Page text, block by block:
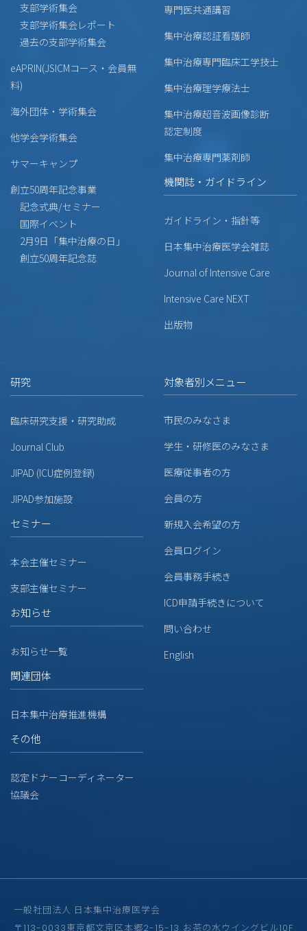
支部学術集会
支部学術集会レポート
過去の支部学術集会
eAPRIN(JSICMコース・会員無
料)
海外団体・学術集会
他学会学術集会
サマーキャンプ
創立50周年記念事業
記念式典/セミナー
国際イベント
2月9日「集中治療の日」
創立50周年記念誌
専門医共通講習
集中治療認証看護師
集中治療専門臨床工学技士
集中治療理学療法士
集中治療超音波画像診断
認定制度
集中治療専門薬剤師
機関誌・ガイドライン
ガイドライン・指針等
日本集中治療医学会雑誌
Journal of Intensive Care
Intensive Care NEXT
出版物
研究
臨床研究支援・研究助成
Journal Club
JIPAD (ICU症例登録)
JIPAD参加施設
セミナー
本会主催セミナー
支部主催セミナー
お知らせ
お知らせ一覧
関連団体
日本集中治療推進機構
その他
認定ドナーコーディネーター
協議会
対象者別メニュー
市民のみなさま
学生・研修医のみなさま
医療従事者の方
会員の方
新規入会希望の方
会員ログイン
会員事務手続き
ICD申請手続きについて
問い合わせ
English
一般社団法人 日本集中治療医学会
〒113-0033東京都文京区本郷2-15-13 お茶の水ウイングビル10F